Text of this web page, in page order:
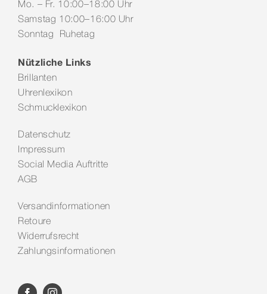
Service & Leistungen
Mo. – Fr. 10:00–18:00 Uhr
Samstag 10:00–16:00 Uhr
Sonntag Ruhetag
Nützliche Links
Brillanten
Uhrenlexikon
Schmucklexikon
Datenschutz
Impressum
Social Media Auftritte
AGB
Versandinformationen
Retoure
Widerrufsrecht
Zahlungsinformationen